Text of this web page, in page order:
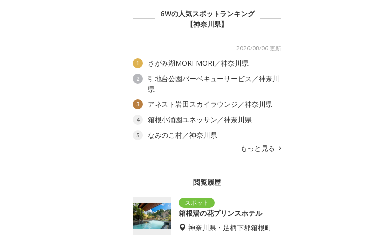
GWの人気スポットランキング
【神奈川県】
2026/08/06 更新
1 さがみ湖MORI MORI／神奈川県
2
引地台公園バーベキューサービス／神奈川
県
3 アネスト岩田スカイラウンジ／神奈川県
4 箱根小涌園ユネッサン／神奈川県
5
なみのこ村／神奈川県
もっと見る
閲覧履歴
箱根湯の花プリンスホテル
神奈川県・足柄下郡箱根町